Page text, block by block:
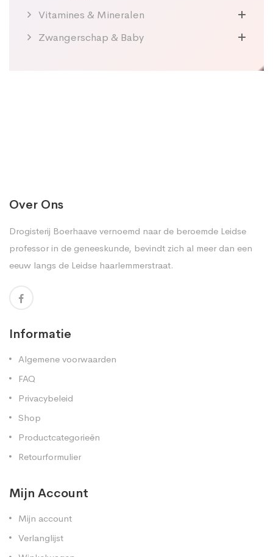
Vitamines & Mineralen
Zwangerschap & Baby
Over Ons
Drogisterij Boerhaave vernoemd naar de beroemde Leidse
professor in de geneeskunde, bevindt zich al meer dan een
eeuw langs de Leidse haarlemmerstraat.
Informatie
Algemene voorwaarden
FAQ
Privacybeleid
Shop
Productcategorieën
Retourformulier
Mijn Account
Mijn account
Verlanglijst